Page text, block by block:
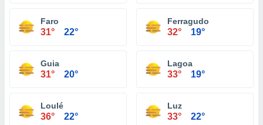
Faro
31° 22°
Ferragudo
32° 19°
Guia
31° 20°
Lagoa
33° 19°
Loulé
36° 22°
Luz
33° 22°